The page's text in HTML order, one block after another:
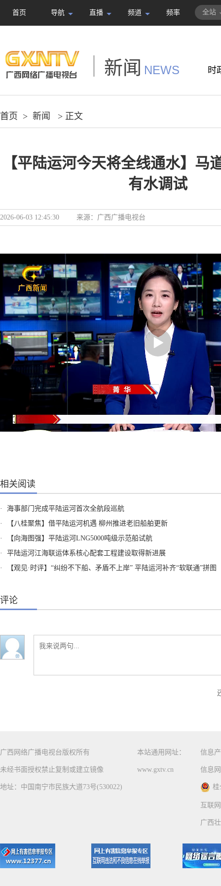
首页 导航 直播 频道 频率 全站
新闻 NEWS 时
首页 > 新闻 > 正文
【平陆运河今天将全线通水】马
有水调试
2026-06-03 12:45:30 来源： 广西广播电视台
相关阅读
·
海事部门完成平陆运河首次全航段巡航
·
【八桂聚焦】借平陆运河机遇 柳州推进老旧船舶更新
·
【向海图强】平陆运河LNG5000吨级示范船试航
·
平陆运河江海联运体系核心配套工程建设取得新进展
·
【观见·时评】“纠纷不下船、矛盾不上岸” 平陆运河补齐“软联通”拼图
评论
广西网络广播电视台版权所有
未经书面授权禁止复制或建立镜像
地址：中国南宁市民族大道73号(530022)
本站通用网址：
www.gxtv.cn
信息
信息
桂
互联
广西